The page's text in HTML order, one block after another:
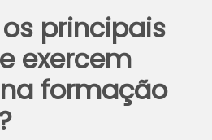
principais
exercem
formação